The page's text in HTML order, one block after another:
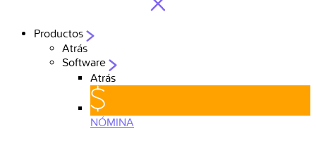
Productos
Atrás
Software
Atrás
NÓMINA